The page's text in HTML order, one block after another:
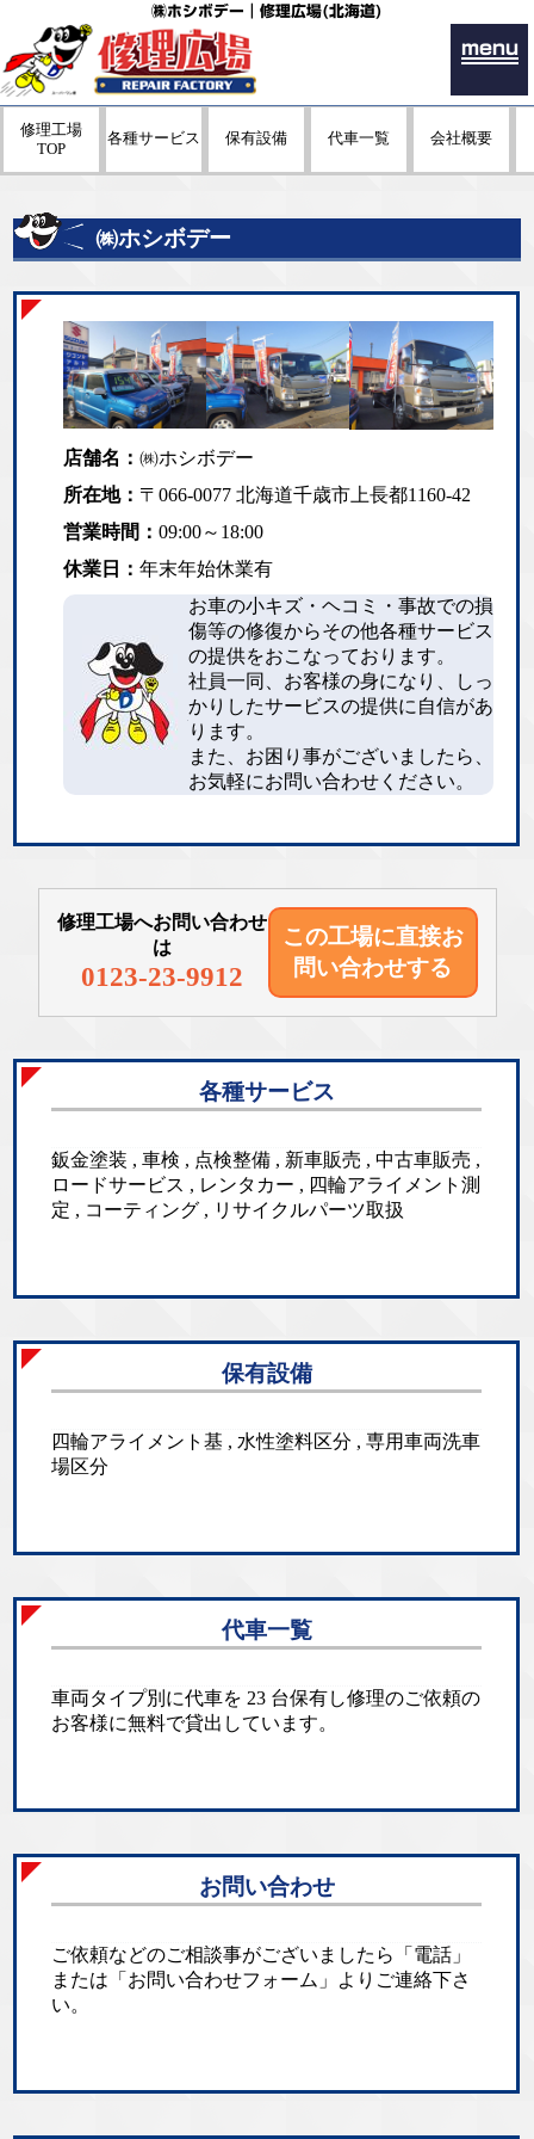
㈱ホシボデー｜修理広場(北海道)
menu
修理工場
TOP
各種サービス 保有設備 代車一覧 会社概要
㈱ホシボデー
店舗名：㈱ホシボデー
所在地： 〒066-0077 北海道千歳市上長都1160-42
営業時間：09:00～18:00
休業日：年末年始休業有
お車の小キズ・ヘコミ・事故での損
傷等の修復からその他各種サービス
の提供をおこなっております。
社員一同、お客様の身になり、しっ
かりしたサービスの提供に自信があ
ります。
また、お困り事がございましたら、
お気軽にお問い合わせください。
修理工場へお問い合わせ
は
0123-23-9912
この工場に直接お
問い合わせする
各種サービス
鈑金塗装 , 車検 , 点検整備 , 新車販売 , 中古車販売 ,
ロードサービス , レンタカー , 四輪アライメント測
定 , コーティング , リサイクルパーツ取扱
保有設備
四輪アライメント基 , 水性塗料区分 , 専用車両洗車
場区分
代車一覧
車両タイプ別に代車を 23 台保有し修理のご依頼の
お客様に無料で貸出しています。
お問い合わせ
ご依頼などのご相談事がございましたら「電話」
または「お問い合わせフォーム」よりご連絡下さ
い。